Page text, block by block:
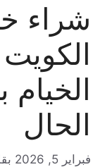
شراء
الحال
فبراير 5, 2026